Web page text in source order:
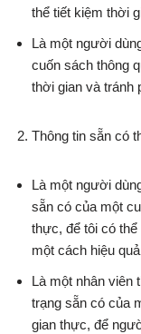
thể tiết kiệm thời
Là một người
cuốn sách thông
thời gian và tránh
Thông tin sẵn có
Là một người
sẵn có của một
thực, để tôi có
một cách hiệu
Là một nhân viên
trạng sẵn có của
gian thực, để